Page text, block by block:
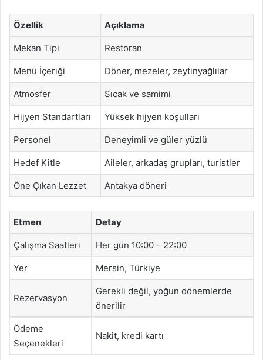
Özellik Açıklama
Mekan Tipi Restoran
Menü İçeriği Döner, mezeler, zeytinyağlılar
Atmosfer Sıcak ve samimi
Hijyen Standartları Yüksek hijyen koşulları
Personel Deneyimli ve güler yüzlü
Hedef Kitle Aileler, arkadaş grupları, turistler
Öne Çıkan Lezzet Antakya döneri
Etmen Detay
Çalışma Saatleri Her gün 10:00 – 22:00
Yer Mersin, Türkiye
Rezervasyon
Gerekli değil, yoğun dönemlerde
önerilir
Ödeme
Seçenekleri
Nakit, kredi kartı